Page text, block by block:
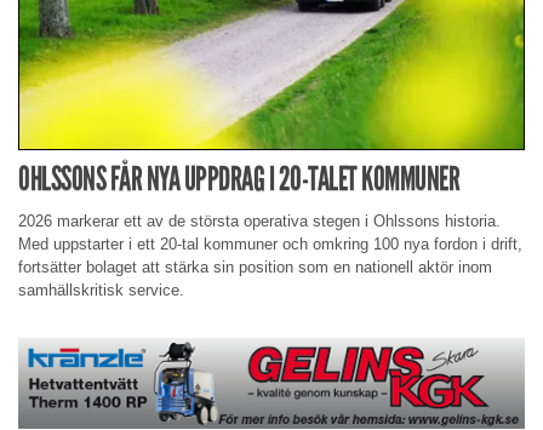
OHLSSONS FÅR NYA UPPDRAG I 20-TALET KOMMUNER
2026 markerar ett av de största operativa stegen i Ohlssons historia.
Med uppstarter i ett 20-tal kommuner och omkring 100 nya fordon i drift,
fortsätter bolaget att stärka sin position som en nationell aktör inom
samhällskritisk service.